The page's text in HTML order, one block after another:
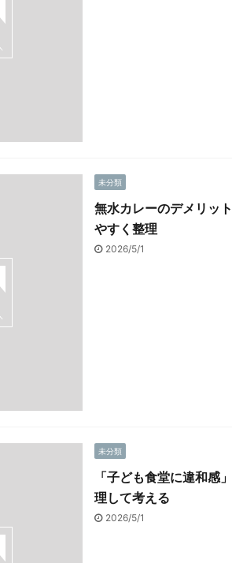
未分類
無水カレーのデメリッ
やすく整理
2026/5/1
未分類
「子ども食堂に違和感
理して考える
2026/5/1